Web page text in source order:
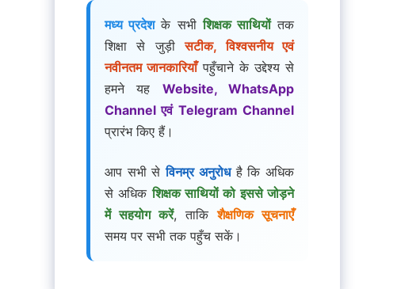
मध्य प्रदेशके सभीशिक्षक साथियोंतक
शिक्षा से जुड़ीसटीक, विश्वसनीय एवं
नवीनतम जानकारियाँपहुँचाने के उद्देश्य से
हमने यह Website, WhatsApp
Channel एवं Telegram Channel
प्रारंभ किए हैं।
आप सभी सेविनम्र अनुरोधहै कि अधिक
से अधिकशिक्षक साथियों को इससे जोड़ने
में सहयोग करें, ताकिशैक्षणिक सूचनाएँ
समय पर सभी तक पहुँच सकें।